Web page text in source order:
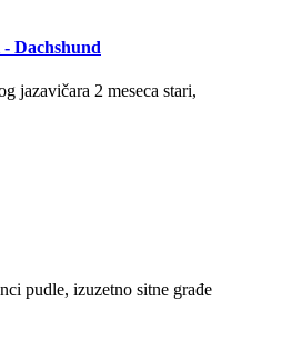
Dachshund
jazavičara 2 meseca stari,
pudle, izuzetno sitne građe